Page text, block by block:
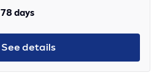
days
See details